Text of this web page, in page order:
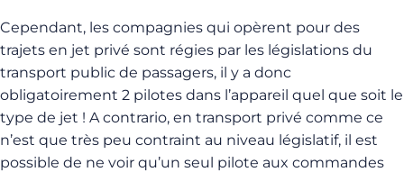
Cependant, les compagnies qui opèrent pour des
trajets en jet privé sont régies par les législations du
transport public de passagers, il y a donc
obligatoirement 2 pilotes dans l’appareil quel que soit le
type de jet ! A contrario, en transport privé comme ce
n’est que très peu contraint au niveau législatif, il est
possible de ne voir qu’un seul pilote aux commandes